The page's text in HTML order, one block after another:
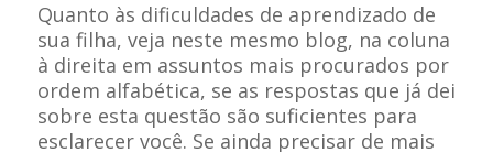
Quanto às dificuldades de aprendizado de
sua filha, veja neste mesmo blog, na coluna
à direita em assuntos mais procurados por
ordem alfabética, se as respostas que já dei
sobre esta questão são suficientes para
esclarecer você. Se ainda precisar de mais